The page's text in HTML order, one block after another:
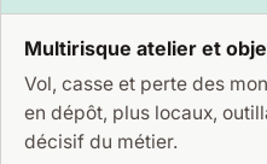
Multirisque atelier et
Vol, casse et perte des
en dépôt, plus locaux,
décisif du métier.